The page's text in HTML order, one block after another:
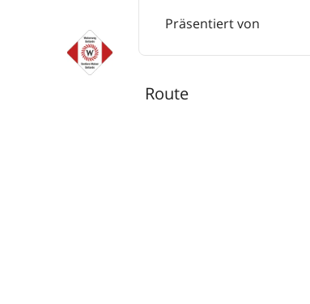
Präsentiert von
Route